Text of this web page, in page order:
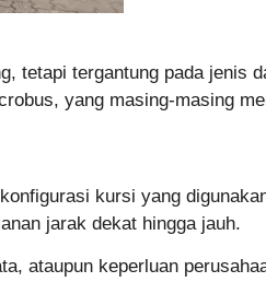
tetapi tergantung pada jenis
yang masing-masing
kursi yang
jarak dekat hingga jauh.
ataupun keperluan